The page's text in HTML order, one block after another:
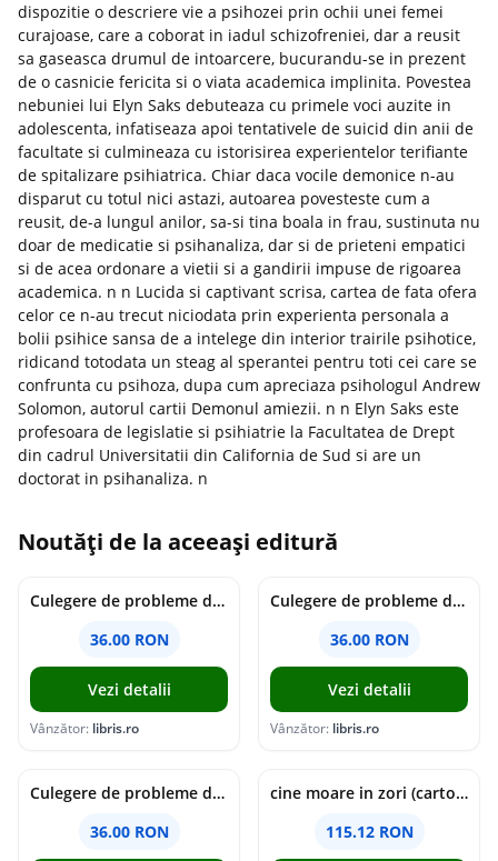
dispozitie o descriere vie a psihozei prin ochii unei femei
curajoase, care a coborat in iadul schizofreniei, dar a reusit
sa gaseasca drumul de intoarcere, bucurandu-se in prezent
de o casnicie fericita si o viata academica implinita. Povestea
nebuniei lui Elyn Saks debuteaza cu primele voci auzite in
adolescenta, infatiseaza apoi tentativele de suicid din anii de
facultate si culmineaza cu istorisirea experientelor terifiante
de spitalizare psihiatrica. Chiar daca vocile demonice n-au
disparut cu totul nici astazi, autoarea povesteste cum a
reusit, de-a lungul anilor, sa-si tina boala in frau, sustinuta nu
doar de medicatie si psihanaliza, dar si de prieteni empatici
si de acea ordonare a vietii si a gandirii impuse de rigoarea
academica. n n Lucida si captivant scrisa, cartea de fata ofera
celor ce n-au trecut niciodata prin experienta personala a
bolii psihice sansa de a intelege din interior trairile psihotice,
ridicand totodata un steag al sperantei pentru toti cei care se
confrunta cu psihoza, dupa cum apreciaza psihologul Andrew
Solomon, autorul cartii Demonul amiezii. n n Elyn Saks este
profesoara de legislatie si psihiatrie la Facultatea de Drept
din cadrul Universitatii din California de Sud si are un
doctorat in psihanaliza. n
Noutăți de la aceeași editură
Culegere de probleme de matematica - Clasa 7 - Ioana Monalisa Manea
36.00 RON
Vezi detalii
Vânzător: libris.ro
Culegere de probleme de matematica - Clasa 6 - Ioana Monalisa Manea, Cristina Neagoe
36.00 RON
Vezi detalii
Vânzător: libris.ro
Culegere de probleme de matematica - Clasa 5 - Ioana Monalisa Manea, Cristina Neagoe
36.00 RON
cine moare in zori (cartonata) - holly jackson
115.12 RON